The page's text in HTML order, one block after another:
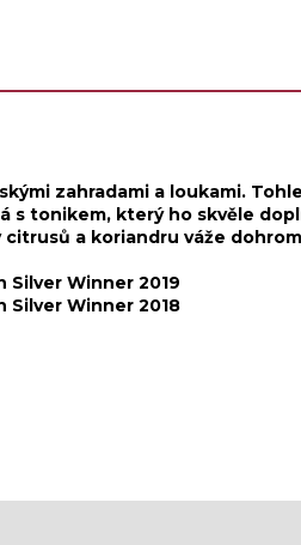
zahradami a loukami.
s tonikem, který ho skvěle
a koriandru váže
Silver Winner 2019
Silver Winner 2018